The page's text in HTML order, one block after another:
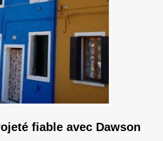
fiable avec Dawson